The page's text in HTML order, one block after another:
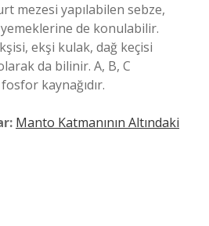
mezesi yapılabilen sebze,
de konulabilir.
ekşi kulak, dağ keçisi
da bilinir. A, B, C
kaynağıdır.
Manto Katmanının Altındaki